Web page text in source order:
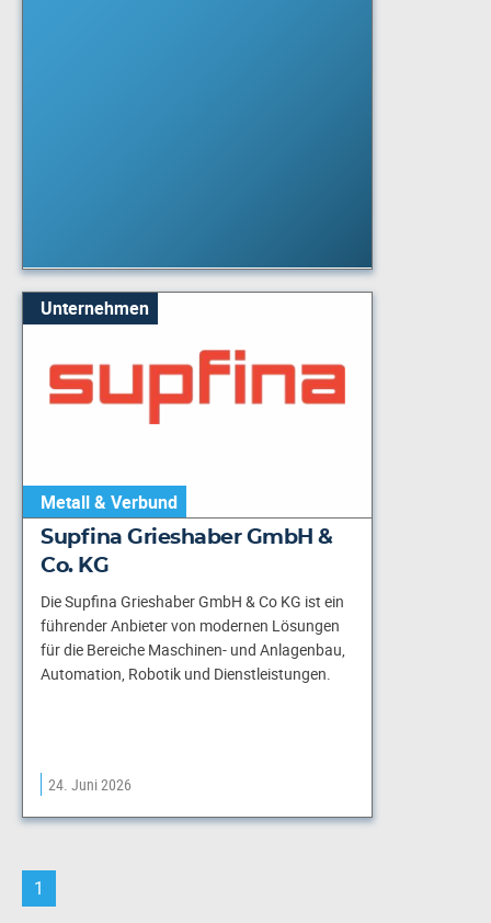
Unternehmen
Metall & Verbund
Supfina Grieshaber GmbH &
Co. KG
Die Supfina Grieshaber GmbH & Co KG ist ein
führender Anbieter von modernen Lösungen
für die Bereiche Maschinen- und Anlagenbau,
Automation, Robotik und Dienstleistungen.
24. Juni 2026
1